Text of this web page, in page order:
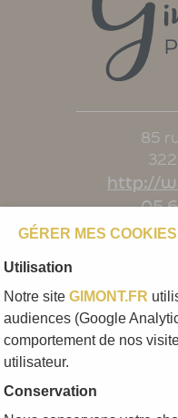
85
http://
05
Lundi,
GÉRER MES COOKIES
Utilisation
Notre siteGIMONT.FR
audiences (Google
comportement de nos
utilisateur.
Conservation